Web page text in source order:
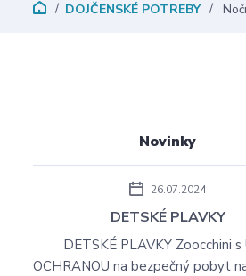
DOJČENSKÉ POTREBY
Novinky
26.07.2024
DETSKÉ PLAVKY
DETSKÉ PLAVKY Zoocchini s
OCHRANOU na bezpečný pobyt